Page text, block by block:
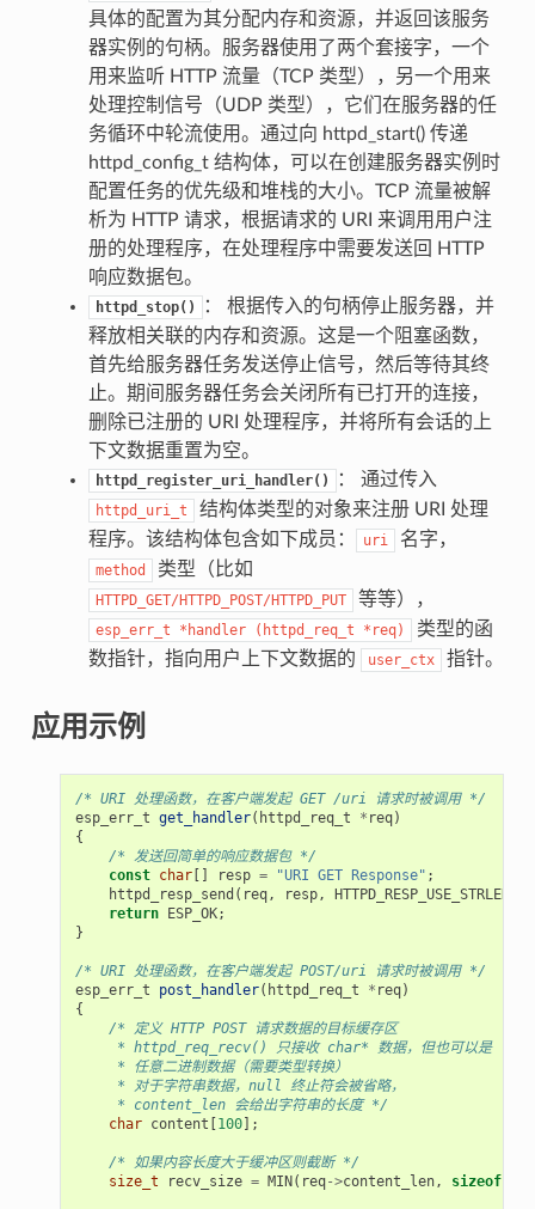
具体的配置为其分配内存和资源，并返回该服务
器实例的句柄。服务器使用了两个套接字，一个
用来监听 HTTP 流量（TCP 类型），另一个用来
处理控制信号（UDP 类型），它们在服务器的任
务循环中轮流使用。通过向 httpd_start() 传递
httpd_config_t 结构体，可以在创建服务器实例时
配置任务的优先级和堆栈的大小。TCP 流量被解
析为 HTTP 请求，根据请求的 URI 来调用用户注
册的处理程序，在处理程序中需要发送回 HTTP
响应数据包。
httpd_stop()
： 根据传入的句柄停止服务器，并
释放相关联的内存和资源。这是一个阻塞函数，
首先给服务器任务发送停止信号，然后等待其终
止。期间服务器任务会关闭所有已打开的连接，
删除已注册的 URI 处理程序，并将所有会话的上
下文数据重置为空。
httpd_register_uri_handler() ： 通过传入
httpd_uri_t
结构体类型的对象来注册 URI 处理
程序。该结构体包含如下成员：
uri 名字，
method 类型（比如
HTTPD_GET/HTTPD_POST/HTTPD_PUT 等等），
esp_err_t *handler (httpd_req_t *req)
类型的函
数指针，指向用户上下文数据的
user_ctx 指针。
应用示例
/* URI 处理函数，在客户端发起 GET /uri 请求时被调用 */
esp_err_t get_handler( httpd_req_t * req)
{
/* 发送回简单的响应数据包 */
const char[] resp = "URI GET Response" ;
httpd_resp_send ( req, resp, HTTPD_RESP_USE_STRLEN
return ESP_OK;
}
/* URI 处理函数，在客户端发起 POST/uri 请求时被调用 */
esp_err_t
post_handler( httpd_req_t * req)
{
/* 定义 HTTP POST 请求数据的目标缓存区
     * httpd_req_recv() 只接收 char* 数据，但也可以是
     * 任意二进制数据（需要类型转换）
     * 对于字符串数据，null 终止符会被省略，
     * content_len 会给出字符串的长度 */
char content [100];
/* 如果内容长度大于缓冲区则截断 */
size_t
recv_size = MIN( req->content_len, sizeof(